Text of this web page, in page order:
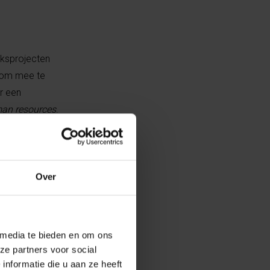
Over
te bieden en om ons
partners voor social
die u aan ze heeft
mee te
een
resources.
van
er wordt
zodat zij
de
vrijwillige